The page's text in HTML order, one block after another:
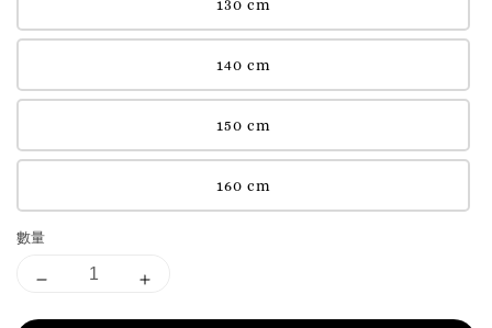
130 cm
140 cm
150 cm
160 cm
數量